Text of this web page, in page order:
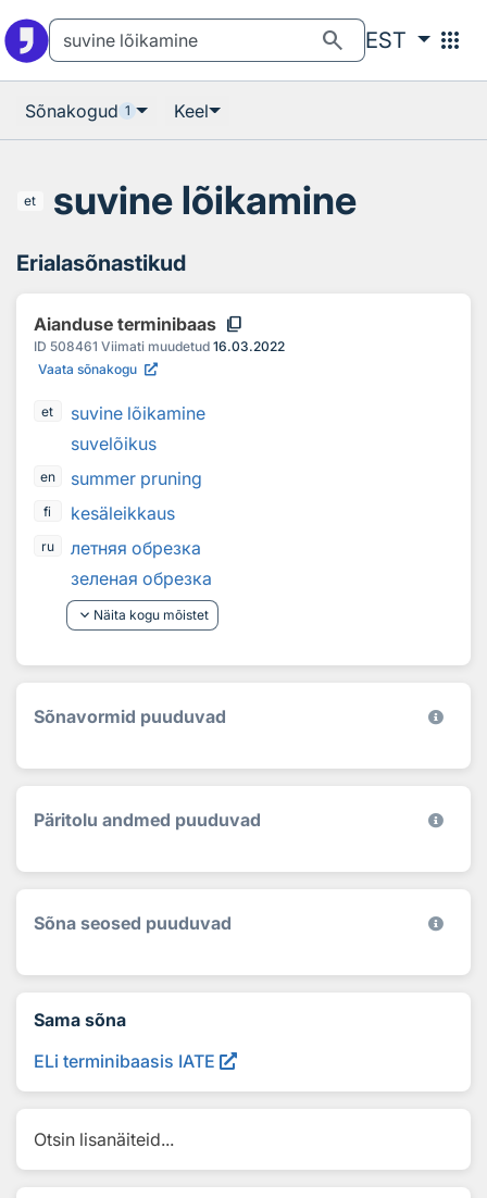
search EST apps
Sõnakogud 1 Keel
et suvine lõikamine
Erialasõnastikud
Aianduse terminibaas content_copy
ID 508461 Viimati muudetud 16.03.2022
Vaata sõnakogu
et
suvine lõikamine
suvelõikus
en summer pruning
fi kesäleikkaus
ru
летняя обрезка
зеленая обрезка
keyboard_arrow_down Näita kogu mõistet
Sõnavormid puuduvad
Päritolu andmed puuduvad
Sõna seosed puuduvad
Sama sõna
ELi terminibaasis IATE
Otsin lisanäiteid...